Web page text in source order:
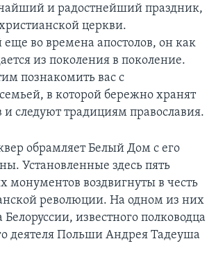
YORK
ПУТЕШЕСТВИЕ
и радостнейший праздник,
церкви.
во времена апостолов, он как
из поколения в поколение.
познакомить вас с
в которой бережно хранят
и следуют традициям православия.
обрамляет Белый Дом с его
Установленные здесь пять
монументов воздвигнуты в честь
революции. На одном из них
известного полководца
деятеля Польши Андрея Тадеуша